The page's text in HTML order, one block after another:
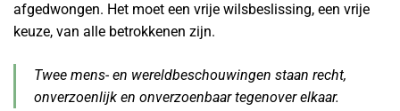
afgedwongen. Het moet een vrije wilsbeslissing, een vrije
keuze, van alle betrokkenen zijn.
Twee mens- en wereldbeschouwingen staan recht,
onverzoenlijk en onverzoenbaar tegenover elkaar.